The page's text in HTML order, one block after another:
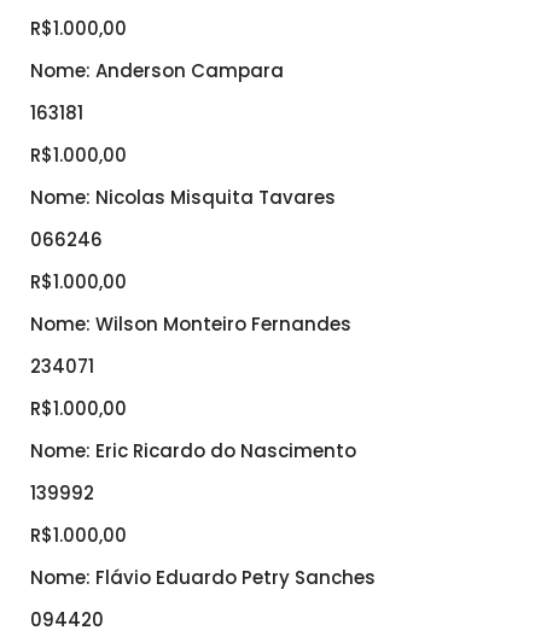
R$1.000,00
Nome: Anderson Campara
163181
R$1.000,00
Nome: Nicolas Misquita Tavares
066246
R$1.000,00
Nome: Wilson Monteiro Fernandes
234071
R$1.000,00
Nome: Eric Ricardo do Nascimento
139992
R$1.000,00
Nome: Flávio Eduardo Petry Sanches
094420